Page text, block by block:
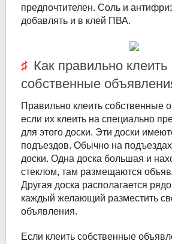
предпочтителен. Соль и
добавлять и в клей ПВА.
Как правильно клеить
собственные
Правильно клеить собственные
если их клеить на специально
для этого доски. Эти доски
подъездов. Обычно на
доски. Одна доска большая и
стеклом, там размещаются
Другая доска располагается
каждый желающий разместить
объявления.
Если клеить собственные